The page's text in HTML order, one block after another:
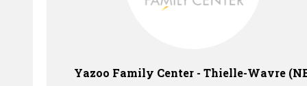
Yazoo Family Center - Thielle-Wavre (NE)